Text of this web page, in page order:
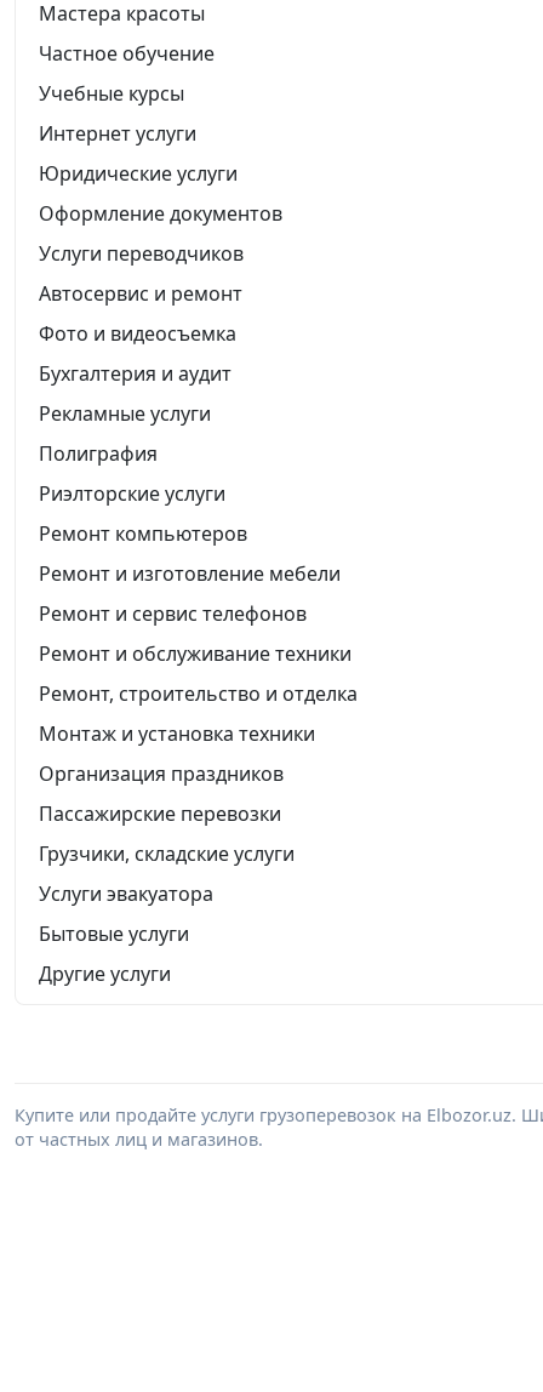
Мастера красоты
Частное обучение
Учебные курсы
Интернет услуги
Юридические услуги
Оформление документов
Услуги переводчиков
Автосервис и ремонт
Фото и видеосъемка
Бухгалтерия и аудит
Рекламные услуги
Полиграфия
Риэлторские услуги
Ремонт компьютеров
Ремонт и изготовление мебели
Ремонт и сервис телефонов
Ремонт и обслуживание техники
Ремонт, строительство и отделка
Монтаж и установка техники
Организация праздников
Пассажирские перевозки
Грузчики, складские услуги
Услуги эвакуатора
Бытовые услуги
Другие услуги
Купите или продайте услуги грузоперевозок на
от частных лиц и магазинов.